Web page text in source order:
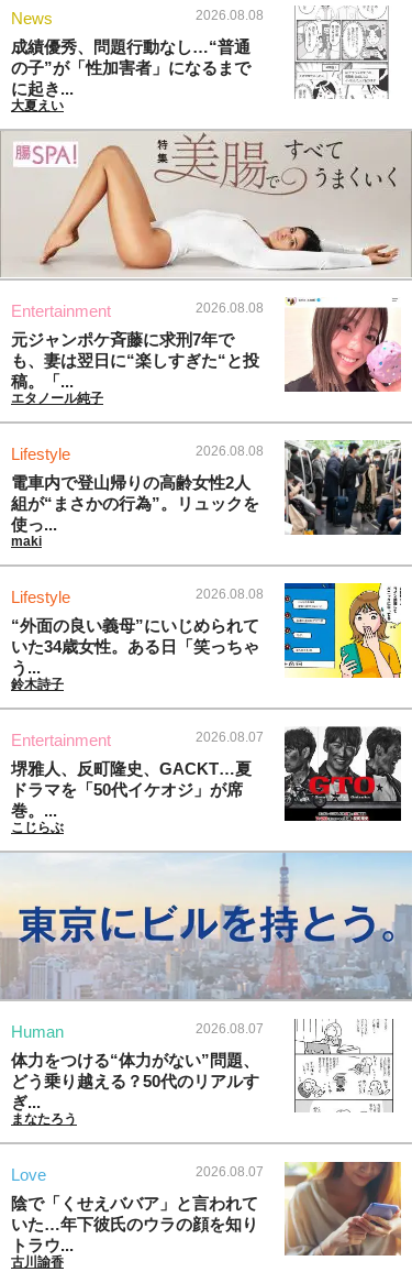
News 2026.08.08
成績優秀、問題行動なし…“普通
の子”が「性加害者」になるまで
に起き...
大夏えい
Entertainment 2026.08.08
元ジャンポケ斉藤に求刑7年で
も、妻は翌日に“楽しすぎた“と投
稿。「...
エタノール純子
Lifestyle 2026.08.08
電車内で登山帰りの高齢女性2人
組が“まさかの行為”。リュックを
使っ...
maki
Lifestyle 2026.08.08
“外面の良い義母”にいじめられて
いた34歳女性。ある日「笑っちゃ
う...
鈴木詩子
Entertainment 2026.08.07
堺雅人、反町隆史、GACKT…夏
ドラマを「50代イケオジ」が席
巻。...
こじらぶ
Human 2026.08.07
体力をつける“体力がない”問題、
どう乗り越える？50代のリアルす
ぎ...
まなたろう
Love 2026.08.07
陰で「くせえババア」と言われて
いた…年下彼氏のウラの顔を知り
トラウ...
古川諭香